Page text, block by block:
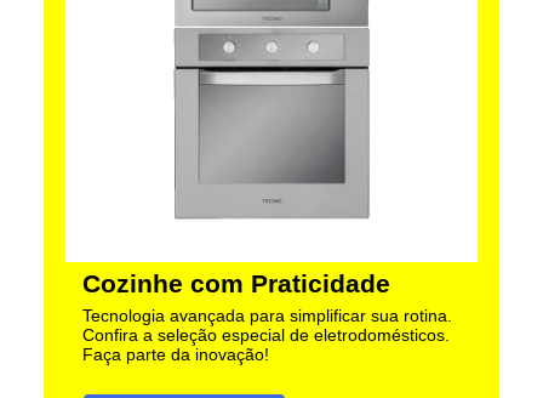
Cozinhe com Praticidade
Tecnologia avançada para simplificar sua rotina.
Confira a seleção especial de eletrodomésticos.
Faça parte da inovação!